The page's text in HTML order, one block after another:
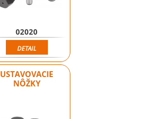
02020
DETAIL
USTAVOVACIE
NÔŽKY